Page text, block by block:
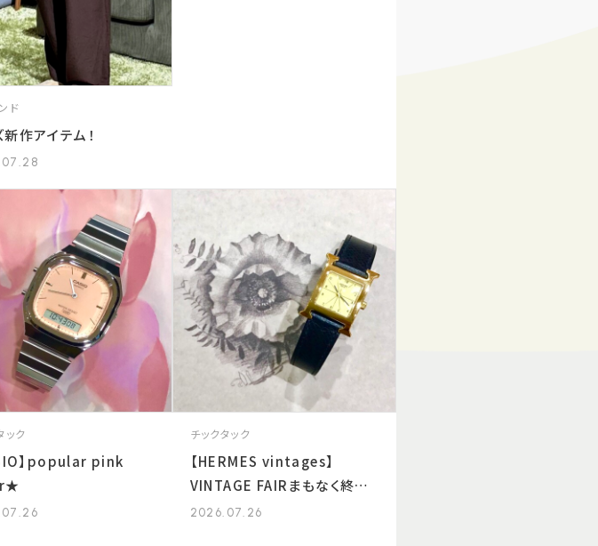
ド
新作アイテム！
ック
】popular pink
チックタック
【HERMES vintages】
VINTAGE FAIRまもなく終了
します★
2026.07.26